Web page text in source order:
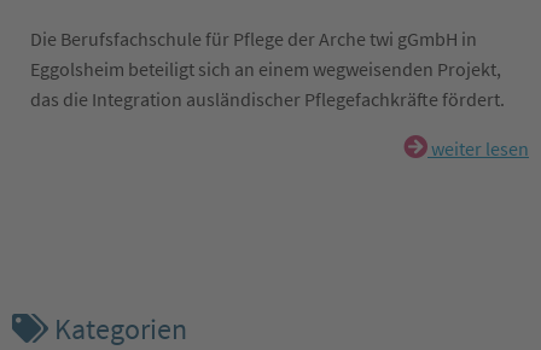
Die Berufsfachschule für Pflege der Arche twi gGmbH in
Eggolsheim beteiligt sich an einem wegweisenden Projekt,
das die Integration ausländischer Pflegefachkräfte fördert.
weiter lesen
Kategorien